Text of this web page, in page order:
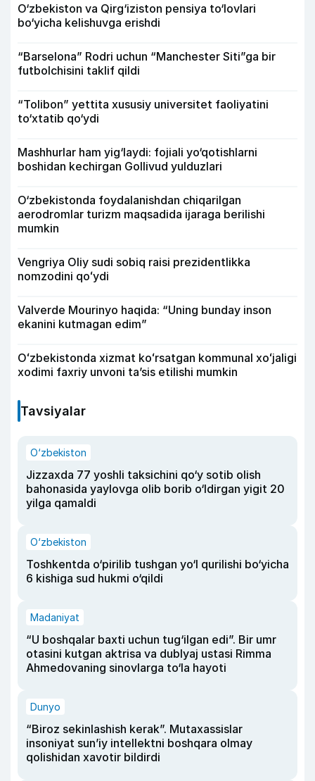
O‘zbekiston va Qirg‘iziston pensiya to‘lovlari
bo‘yicha kelishuvga erishdi
“Barselona” Rodri uchun “Manchester Siti”ga bir
futbolchisini taklif qildi
“Tolibon” yettita xususiy universitet faoliyatini
to‘xtatib qo‘ydi
Mashhurlar ham yig‘laydi: fojiali yo‘qotishlarni
boshidan kechirgan Gollivud yulduzlari
O‘zbekistonda foydalanishdan chiqarilgan
aerodromlar turizm maqsadida ijaraga berilishi
mumkin
Vengriya Oliy sudi sobiq raisi prezidentlikka
nomzodini qoʻydi
Valverde Mourinyo haqida: “Uning bunday inson
ekanini kutmagan edim”
Oʻzbekistonda xizmat koʻrsatgan kommunal xoʻjaligi
xodimi faxriy unvoni taʼsis etilishi mumkin
Tavsiyalar
O‘zbekiston
Jizzaxda 77 yoshli taksichini qo‘y sotib olish
bahonasida yaylovga olib borib o‘ldirgan yigit 20
yilga qamaldi
O‘zbekiston
Toshkentda o‘pirilib tushgan yo‘l qurilishi bo‘yicha
6 kishiga sud hukmi o‘qildi
Madaniyat
“U boshqalar baxti uchun tug‘ilgan edi”. Bir umr
otasini kutgan aktrisa va dublyaj ustasi Rimma
Ahmedovaning sinovlarga to‘la hayoti
Dunyo
“Biroz sekinlashish kerak”. Mutaxassislar
insoniyat sun’iy intellektni boshqara olmay
qolishidan xavotir bildirdi